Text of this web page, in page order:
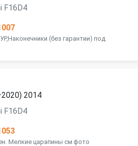
F16D4
(без гарантии) под
2014
F16D4
Мелкие царапины см.фото